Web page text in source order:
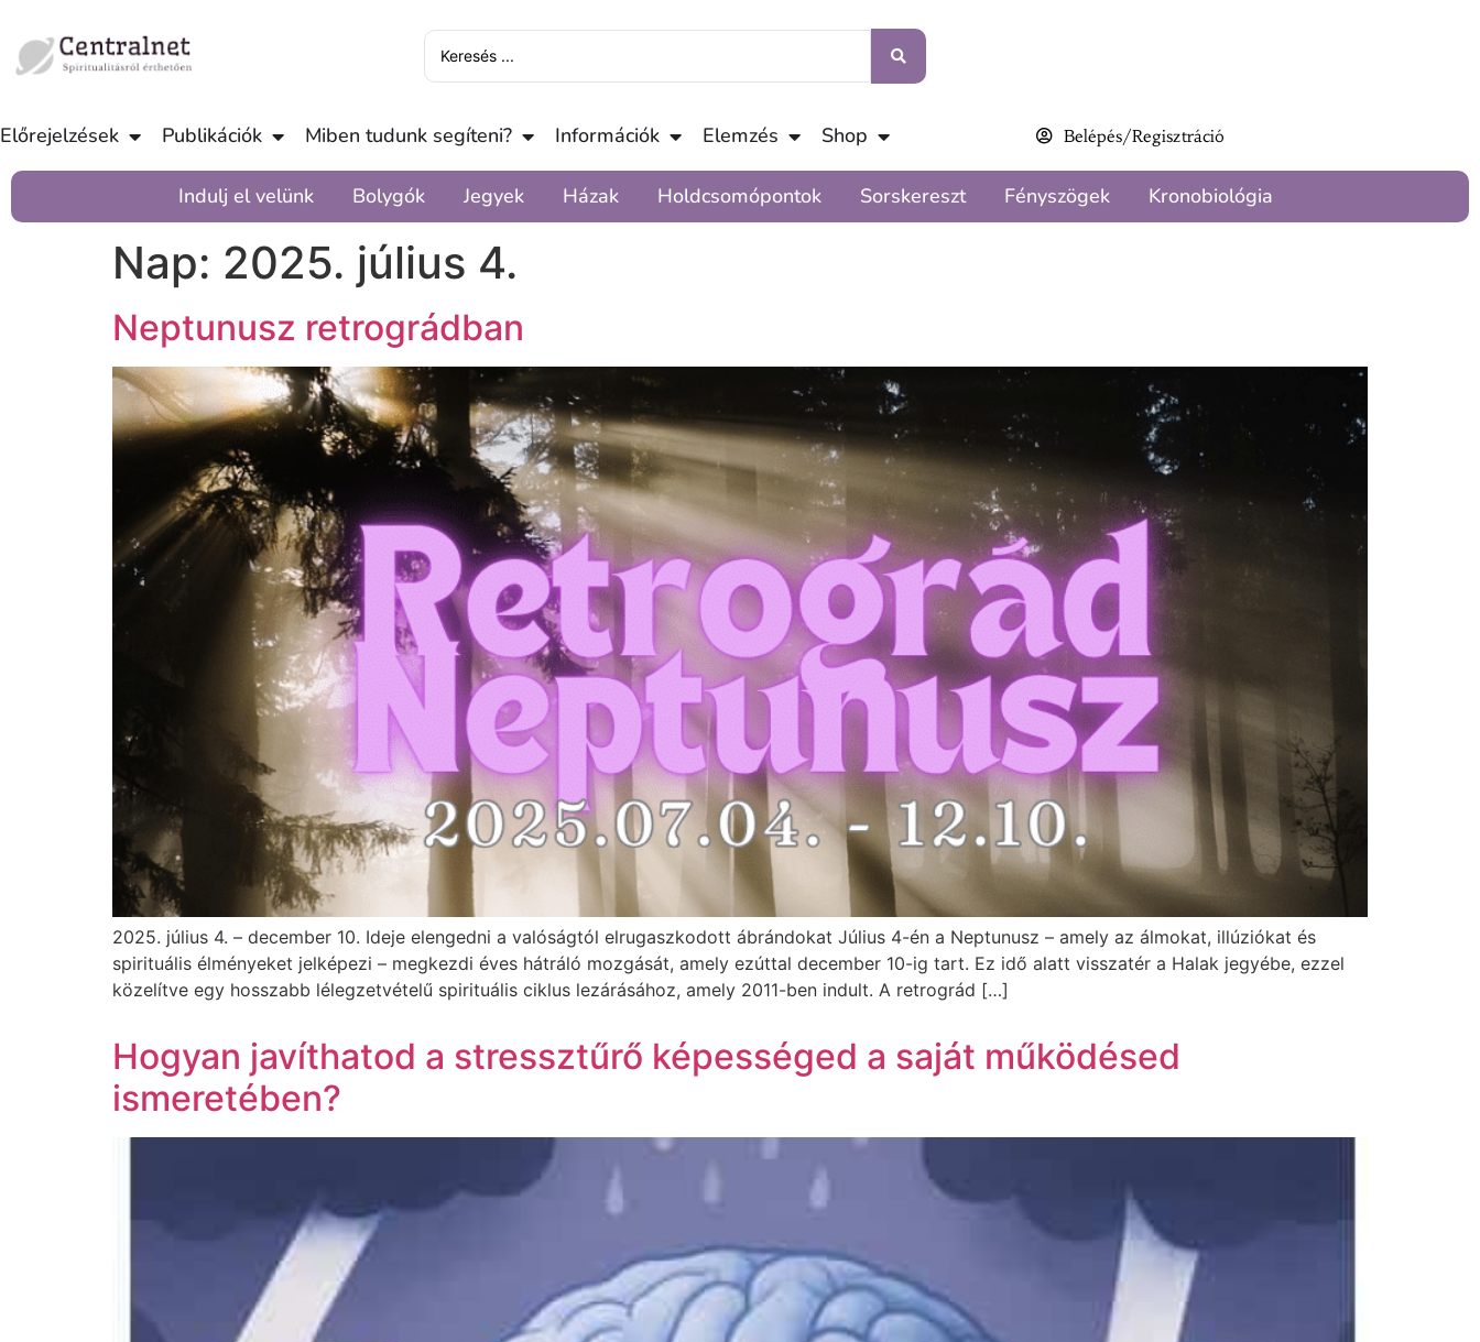
Előrejelzések Publikációk Miben tudunk segíteni? Információk Elemzés Shop Belépés/Regisztráció
Indulj el velünk Bolygók Jegyek Házak Holdcsomópontok Sorskereszt Fényszögek Kronobiológia
Nap: 2025. július 4.
Neptunusz retrográdban
2025. július 4. – december 10. Ideje elengedni a valóságtól elrugaszkodott ábrándokat Július 4-én a Neptunusz – amely az álmokat, illúziókat és
spirituális élményeket jelképezi – megkezdi éves hátráló mozgását, amely ezúttal december 10-ig tart. Ez idő alatt visszatér a Halak jegyébe, ezzel
közelítve egy hosszabb lélegzetvételű spirituális ciklus lezárásához, amely 2011-ben indult. A retrográd […]
Hogyan javíthatod a stressztűrő képességed a saját működésed
ismeretében?